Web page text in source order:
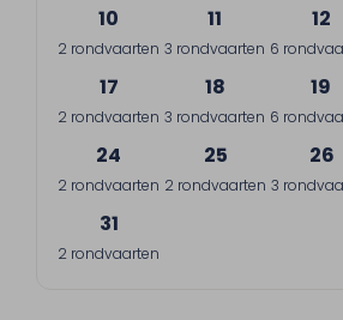
10
2 rondvaarten
11
3 rondvaarten
12
6
17
2 rondvaarten
18
3 rondvaarten
19
6
24
2 rondvaarten
25
2 rondvaarten
26
3
31
2 rondvaarten